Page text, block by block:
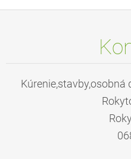
Kúrenie,stavby,osobná